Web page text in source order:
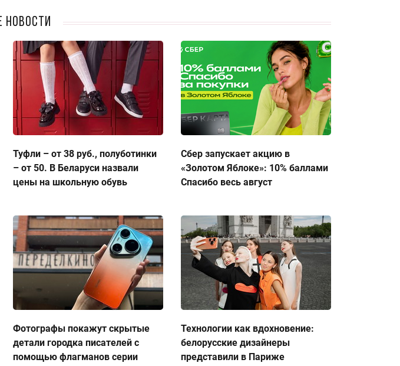
новости
Туфли – от 38 руб., полуботинки
– от 50. В Беларуси назвали
цены на школьную обувь
Сбер запускает акцию в
«Золотом Яблоке»: 10% баллами
Спасибо весь август
Фотографы покажут скрытые
детали городка писателей с
помощью флагманов серии
Технологии как вдохновение:
белорусские дизайнеры
представили в Париже